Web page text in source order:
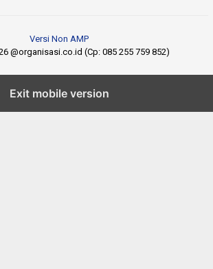
Versi Non AMP
@organisasi.co.id (Cp: 085 255 759 852)
Exit mobile version